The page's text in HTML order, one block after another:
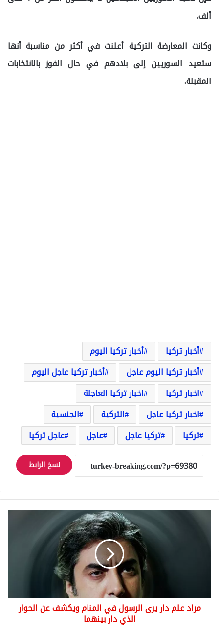
ألف.
وكانت المعارضة التركية أعلنت في أكثر من مناسبة أنها
ستعيد السوريين إلى بلادهم في حال الفوز بالانتخابات
المقبلة.
أخبار تركيا
أخبار تركيا اليوم
أخبار تركيا اليوم عاجل
أخبار تركيا عاجل اليوم
اخبار تركيا
اخبار تركيا العاجلة
اخبار تركيا عاجل
التركية
الجنسية
تركيا
تركيا عاجل عاجل عاجل تركيا
نسخ الرابط
عن
الحوارمراد علم دار يرى الرسول في المنام ويكشف عن الحوار
الذي دار بينهما